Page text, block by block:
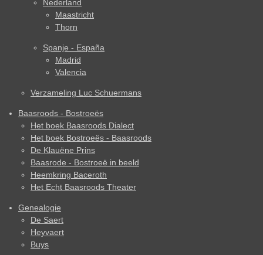
Nederland
Maastricht
Thorn
Spanje - España
Madrid
Valencia
Verzameling Luc Schuermans
Baasroods - Bostroeës
Het boek Baasroods Dialect
Het boek Bostroeës - Baasroods
De Klauëne Prins
Baasrode - Bostroeë in beeld
Heemkring Baceroth
Het Echt Baasroods Theater
Genealogie
De Saert
Heyvaert
Buys